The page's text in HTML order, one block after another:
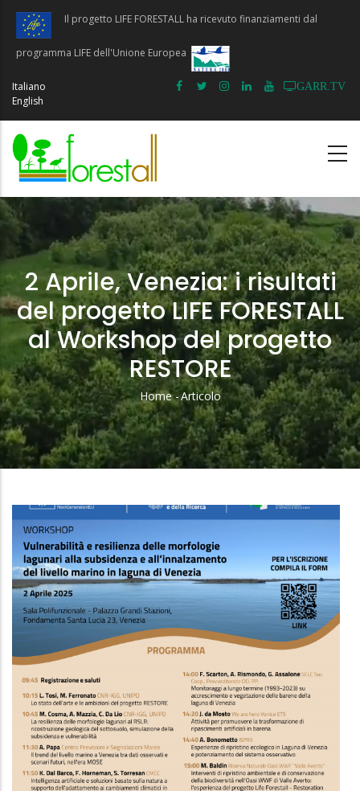
Salta
contenuto
principale
Il progetto LIFE FORESTALL ha ricevuto finanziamenti dal
programma LIFE dell'Unione Europea
GARR.TV
Italiano
English
2 Aprile, Venezia: i risultati
del progetto LIFE FORESTALL
al Workshop del progetto
RESTORE
Briciole
Di
Pane
Home -Articolo